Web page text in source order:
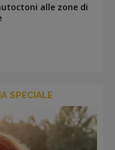
alle zone di
SPECIALE